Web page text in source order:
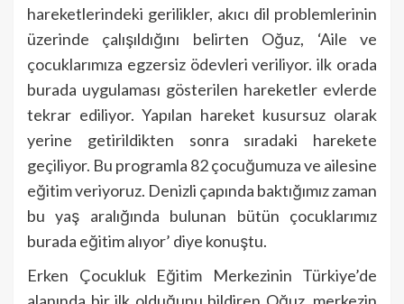
hareketlerindeki gerilikler, akıcı dil problemlerinin
üzerinde çalışıldığını belirten Oğuz, ‘Aile ve
çocuklarımıza egzersiz ödevleri veriliyor. ilk orada
burada uygulaması gösterilen hareketler evlerde
tekrar ediliyor. Yapılan hareket kusursuz olarak
yerine getirildikten sonra sıradaki harekete
geçiliyor. Bu programla 82 çocuğumuza ve ailesine
eğitim veriyoruz. Denizli çapında baktığımız zaman
bu yaş aralığında bulunan bütün çocuklarımız
burada eğitim alıyor’ diye konuştu.
Erken Çocukluk Eğitim Merkezinin Türkiye’de